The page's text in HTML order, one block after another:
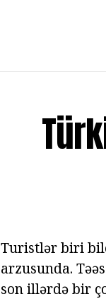
Turistlər biri
arzusunda.
son illərdə bir